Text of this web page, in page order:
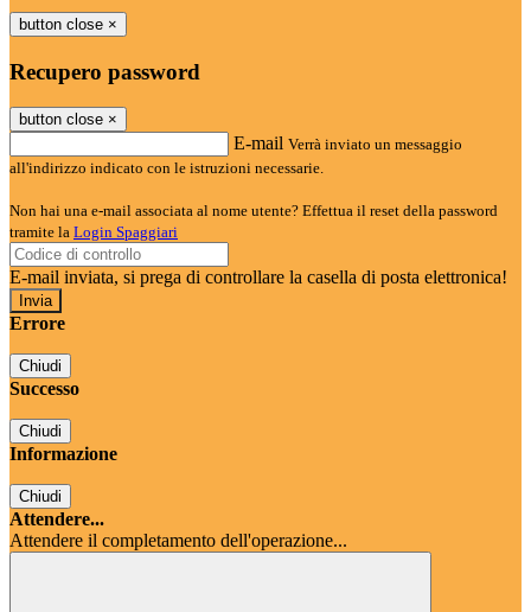
button close ×
Recupero password
button close ×
E-mail Verrà inviato un messaggio
all'indirizzo indicato con le istruzioni necessarie.
Non hai una e-mail associata al nome utente? Effettua il reset della password
tramite la Login Spaggiari
E-mail inviata, si prega di controllare la casella di posta elettronica!
Errore
Chiudi
Successo
Chiudi
Informazione
Chiudi
Attendere...
Attendere il completamento dell'operazione...